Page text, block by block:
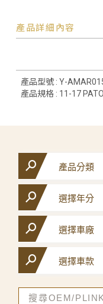
產品詳細內容
產品型號 : Y-
產品規格 : 11-17